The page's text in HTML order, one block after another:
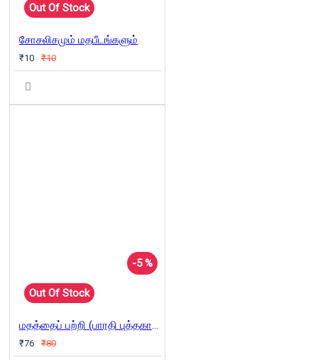
Out Of Stock
சோசலிசமும் மதபீடங்களும்
₹10 ₹10
-5 %
Out Of Stock
மதத்தைப் பற்றி (பாரதி புத்தகாலயம்)
₹76 ₹80